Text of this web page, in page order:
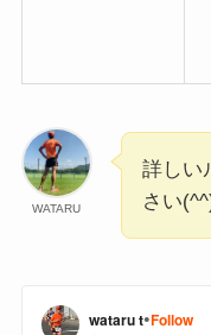
WATARU
詳しい
さい